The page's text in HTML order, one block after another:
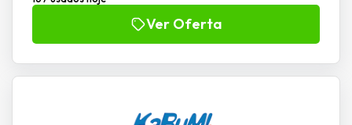
Ver Oferta